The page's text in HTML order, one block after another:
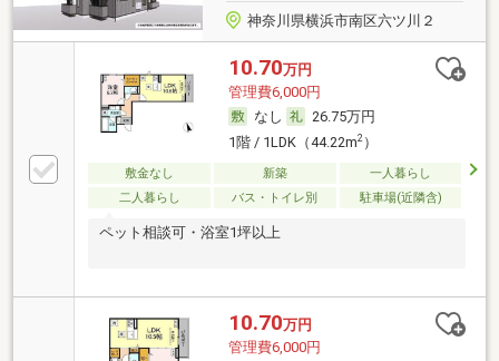
神奈川県横浜市南区六ツ川２
10.70万円
管理費6,000円
なし
26.75万円
1階 / 1LDK（44.22m2）
敷金なし 新築
一人暮らし
二人暮らし
バス・トイレ別 駐車場(近隣含)
ペット相談可・浴室1坪以上
10.70万円
管理費6,000円